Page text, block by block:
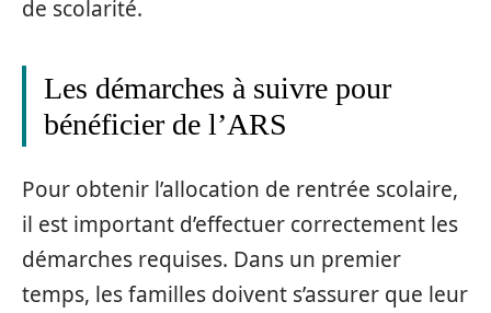
de scolarité.
Les démarches à suivre pour
bénéficier de l’ARS
Pour obtenir l’allocation de rentrée scolaire,
il est important d’effectuer correctement les
démarches requises. Dans un premier
temps, les familles doivent s’assurer que leur